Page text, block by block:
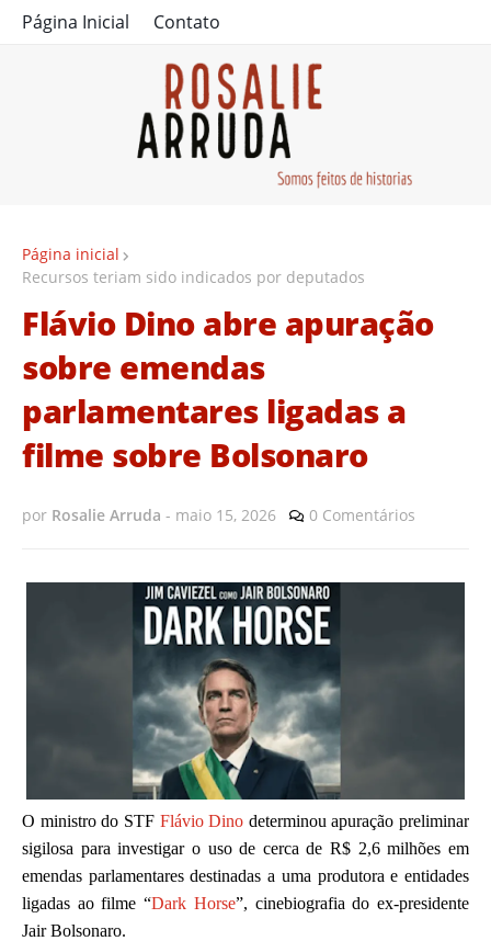
Página Inicial Contato
Página inicial
Recursos teriam sido indicados por deputados
Flávio Dino abre apuração
sobre emendas
parlamentares ligadas a
filme sobre Bolsonaro
por Rosalie Arruda - maio 15, 2026 0 Comentários
O ministro do STF Flávio Dino determinou apuração preliminar
sigilosa para investigar o uso de cerca de R$ 2,6 milhões em
emendas parlamentares destinadas a uma produtora e entidades
ligadas ao filme “Dark Horse”, cinebiografia do ex-presidente
Jair Bolsonaro.